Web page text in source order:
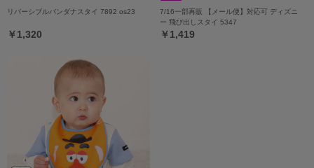
リバーシブルバンダナスタイ 7892 os23
￥1,320
7/16一部再販 【メール便】対応可 ディズニ
ー 飛び出しスタイ 5347
￥1,419